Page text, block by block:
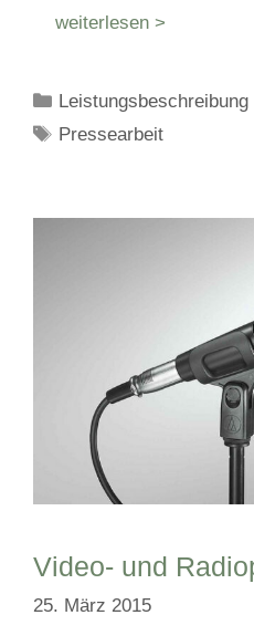
weiterlesen >
Kategorien
Leistungsbeschreibung
Schlagwörter
Pressearbeit
Video- und
25. März 2015